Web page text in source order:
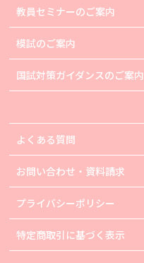
教員セミナーのご案内
模試のご案内
国試対策ガイダンスのご案内
よくある質問
お問い合わせ・資料請求
プライバシーポリシー
特定商取引に基づく表示